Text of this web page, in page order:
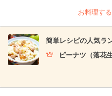
お料理す
簡単レシピの人気ラ
ピーナツ（落花生